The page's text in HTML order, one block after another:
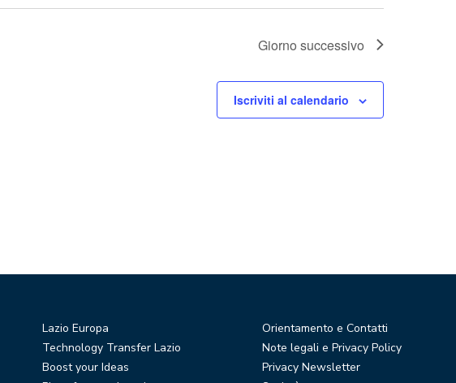
Giorno successivo
Iscriviti al calendario
Lazio Europa
Technology Transfer Lazio
Boost your Ideas
Orientamento e Contatti
Note legali e Privacy Policy
Privacy Newsletter